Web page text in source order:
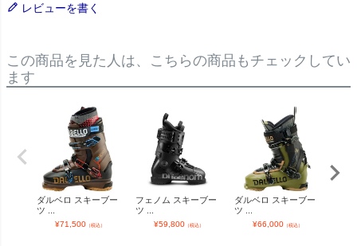
レビューを書く
この商品を見た人は、こちらの商品もチェックしてい
ます
ダルベロ スキーブー
ツ ...
¥71,500（税込）
フェノム スキーブー
ツ ...
¥59,800（税込）
ダルベロ スキーブー
ツ ...
¥66,000（税込）